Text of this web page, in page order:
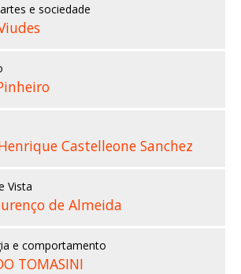
e sociedade
Castelleone Sanchez
Vista
de Almeida
e comportamento
TOMASINI